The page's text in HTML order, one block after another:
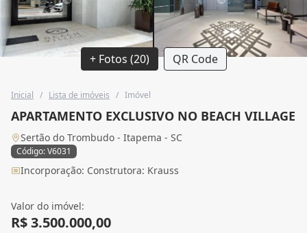
+ Fotos (20) QR Code
Inicial / Lista de imóveis / Imóvel
APARTAMENTO EXCLUSIVO NO BEACH VILLAGE
Sertão do Trombudo - Itapema - SC
Código: V6031
Incorporação: Construtora: Krauss
Valor do imóvel:
R$ 3.500.000,00